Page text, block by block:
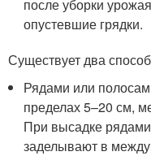
после уборки
опустевшие грядки.
Существует два
Рядами или
пределах 5–20 см,
При высадке
заделывают в